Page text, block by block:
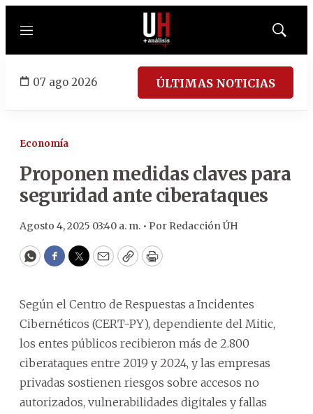
Menú
Mostrar
07 ago 2026 ÚLTIMAS NOTICIAS
Economía
Proponen medidas claves para
seguridad ante ciberataques
Agosto 4, 2025 03:40 a. m. • Por Redacción ÚH
WhatsApp
Facebook
Twitter
EmailCopyPrint
Según el Centro de Respuestas a Incidentes
Cibernéticos (CERT-PY), dependiente del Mitic,
los entes públicos recibieron más de 2.800
ciberataques entre 2019 y 2024, y las empresas
privadas sostienen riesgos sobre accesos no
autorizados, vulnerabilidades digitales y fallas